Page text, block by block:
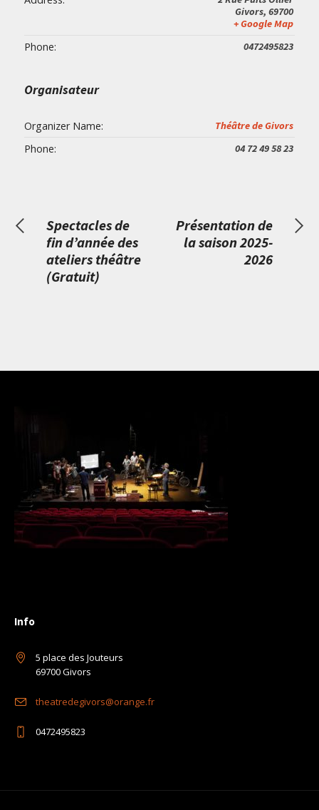
Givors, 69700
+ Google Map
Phone: 0472495823
Organisateur
Organizer Name: Théâtre de Givors
Phone: 04 72 49 58 23
Spectacles de
fin d’année des
ateliers théâtre
(Gratuit)
Présentation de
la saison 2025-
2026
Info
5 place des Jouteurs
69700 Givors
theatredegivors@orange.fr
0472495823